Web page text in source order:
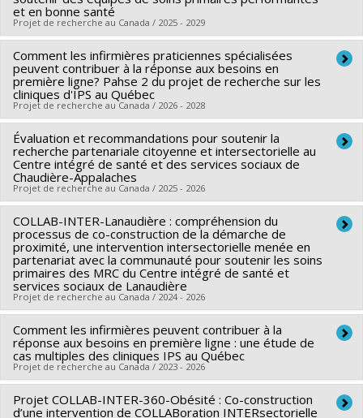
et en bonne santé
Projet de recherche au Canada / 2025 - 2029
Lead researcher : Nadia Sourial
Funding sources:FRQS/Fonds de recherche du Québec -
Santé (FRSQ)
Grant programs:PVXXXXXX-Bourse de chercheur-boursier :
Junior 2
Comment les infirmières praticiennes spécialisées
peuvent contribuer à la réponse aux besoins en
première ligne? Pahse 2 du projet de recherche sur les
cliniques d'IPS au Québec
Projet de recherche au Canada / 2026 - 2028
Lead researcher : Arnaud Duhoux
Co-researchers : Patrick Lavoie,Marlène Karam,Nadia
Sourial,Morgane Gabet
Marie-Ève Poitras,Annie Rioux-Dubois
Funding sources:MSSS/Ministère de la Santé et des
Services sociaux
Grant programs:
Évaluation et recommandations pour soutenir la
recherche partenariale citoyenne et intersectorielle au
Centre intégré de santé et des services sociaux de
Chaudière-Appalaches
Projet de recherche au Canada / 2025 - 2026
Lead researcher : Géraldine Layani
Co-researchers : Nadia Sourial,Audrey L'Espérance,
Baptiste GARTNER
COLLAB-INTER-Lanaudière : compréhension du
processus de co-construction de la démarche de
proximité, une intervention intersectorielle menée en
partenariat avec la communauté pour soutenir les soins
primaires des MRC du Centre intégré de santé et
services sociaux de Lanaudière
Projet de recherche au Canada / 2024 - 2026
Lead researcher : Géraldine Layani
Co-researchers : Nadia Sourial
Comment les infirmières peuvent contribuer à la
réponse aux besoins en première ligne : une étude de
cas multiples des cliniques IPS au Québec
Projet de recherche au Canada / 2023 - 2026
Lead researcher : Arnaud Duhoux
Projet COLLAB-INTER-360-Obésité : Co-construction
d’une intervention de COLLABoration INTERsectorielle